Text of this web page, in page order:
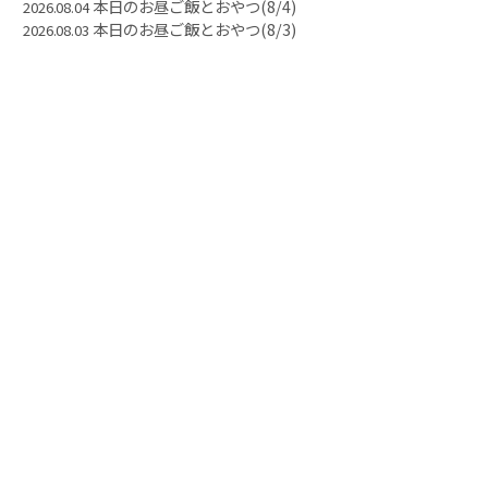
2026.08.04本日のお昼ご飯とおやつ(8/4)
2026.08.03 本日のお昼ご飯とおやつ(8/3)